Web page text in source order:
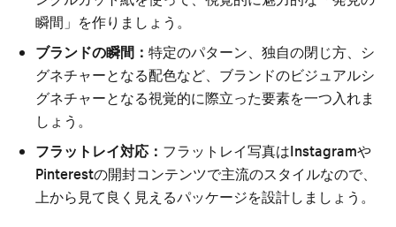
瞬間」を作りましょう。
ブランドの瞬間： 特定のパターン、独自の閉じ方、シ
グネチャーとなる配色など、ブランドのビジュアルシ
グネチャーとなる視覚的に際立った要素を一つ入れま
しょう。
フラットレイ対応： フラットレイ写真はInstagramや
Pinterestの開封コンテンツで主流のスタイルなので、
上から見て良く見えるパッケージを設計しましょう。